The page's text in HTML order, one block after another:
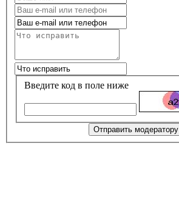
Введите код в поле ниже
Отправить модератору